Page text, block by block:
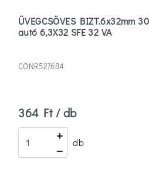
ÜVEGCSÖVES BIZT.6x32mm
autó 6,3X32 SFE 32 VA
CONR527684
364 Ft / db
db